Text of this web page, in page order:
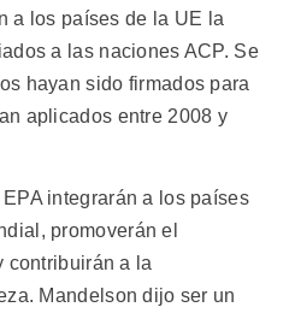
a los países de la UE la
a las naciones ACP. Se
hayan sido firmados para
aplicados entre 2008 y
integrarán a los países
promoverán el
contribuirán a la
Mandelson dijo ser un